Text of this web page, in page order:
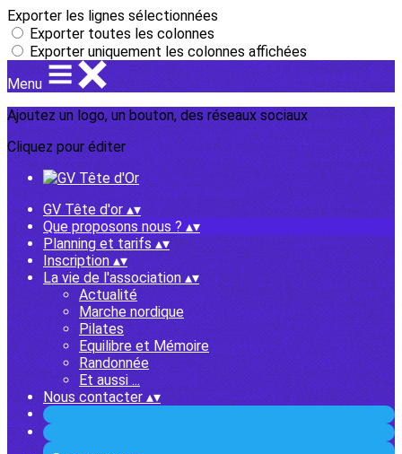
Exporter les lignes sélectionnées
Exporter toutes les colonnes
Exporter uniquement les colonnes affichées
Menu
Ajoutez un logo, un bouton, des réseaux sociaux
Cliquez pour éditer
GV Tête d'or▴▾
Que proposons nous ? ▴▾
Planning et tarifs▴▾
Inscription▴▾
La vie de l'association▴▾
Actualité
Marche nordique
Pilates
Equilibre et Mémoire
Randonnée
Et aussi ...
Nous contacter▴▾